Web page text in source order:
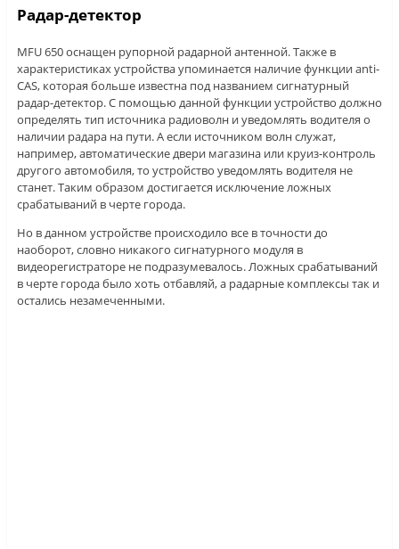
Радар-детектор
MFU 650 оснащен рупорной радарной антенной. Также в
характеристиках устройства упоминается наличие функции anti-
CAS, которая больше известна под названием сигнатурный
радар-детектор. С помощью данной функции устройство должно
определять тип источника радиоволн и уведомлять водителя о
наличии радара на пути. А если источником волн служат,
например, автоматические двери магазина или круиз-контроль
другого автомобиля, то устройство уведомлять водителя не
станет. Таким образом достигается исключение ложных
срабатываний в черте города.
Но в данном устройстве происходило все в точности до
наоборот, словно никакого сигнатурного модуля в
видеорегистраторе не подразумевалось. Ложных срабатываний
в черте города было хоть отбавляй, а радарные комплексы так и
остались незамеченными.